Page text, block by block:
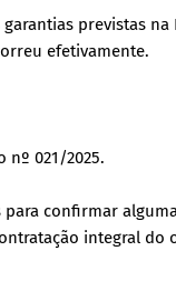
previstas na
efetivamente.
021/2025.
confirmar
integral do